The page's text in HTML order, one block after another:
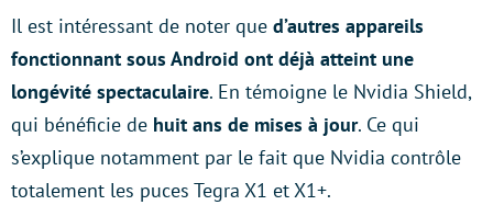
Il est intéressant de noter que d’autres appareils
fonctionnant sous Android ont déjà atteint une
longévité spectaculaire. En témoigne le Nvidia Shield,
qui bénéficie de huit ans de mises à jour. Ce qui
s’explique notamment par le fait que Nvidia contrôle
totalement les puces Tegra X1 et X1+.